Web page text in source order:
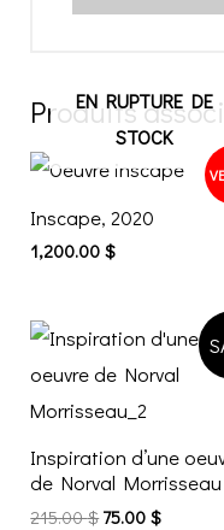
Produits
EN RUPTURE DE
STOCK
Inscape, 2020
1,200.00 $
Inspiration d’une
de Norval Morrisseau
215.00$75.00 $